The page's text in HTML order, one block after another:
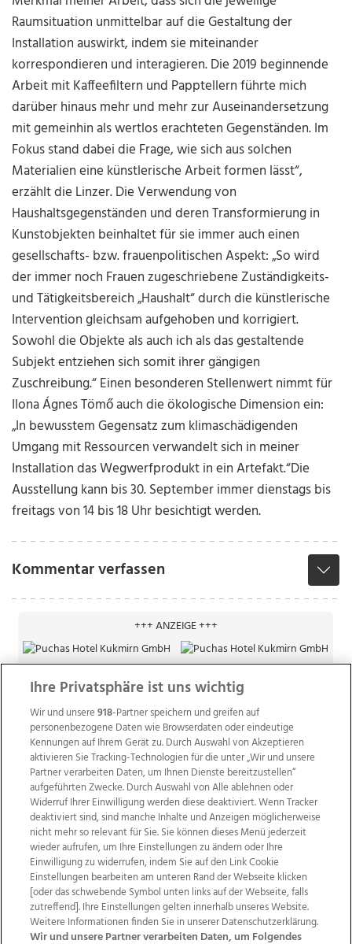
Raumsituation unmittelbar auf die Gestaltung der
Installation auswirkt, indem sie miteinander
korrespondieren und interagieren. Die 2019 beginnende
Arbeit mit Kaffeefiltern und Papptellern führte mich
darüber hinaus mehr und mehr zur Auseinandersetzung
mit gemeinhin als wertlos erachteten Gegenständen. Im
Fokus stand dabei die Frage, wie sich aus solchen
Materialien eine künstlerische Arbeit formen lässt“,
erzählt die Linzer. Die Verwendung von
Haushaltsgegenständen und deren Transformierung in
Kunstobjekten beinhaltet für sie immer auch einen
gesellschafts- bzw. frauenpolitischen Aspekt: „So wird
der immer noch Frauen zugeschriebene Zuständigkeits-
und Tätigkeitsbereich „Haushalt“ durch die künstlerische
Intervention gleichsam aufgehoben und korrigiert.
Sowohl die Objekte als auch ich als das gestaltende
Subjekt entziehen sich somit ihrer gängigen
Zuschreibung.“ Einen besonderen Stellenwert nimmt für
Ilona Ágnes Tömő auch die ökologische Dimension ein:
„In bewusstem Gegensatz zum klimaschädigenden
Umgang mit Ressourcen verwandelt sich in meiner
Installation das Wegwerfprodukt in ein Artefakt.“Die
Ausstellung kann bis 30. September immer dienstags bis
freitags von 14 bis 18 Uhr besichtigt werden.
Kommentar verfassen
+++ ANZEIGE +++
Wir über uns Mediadaten Kontakt
Jobs
Datenschutz
Impressum
AGB Anzeigekunden
AGB Website
Ehrenkodex Politische Werbung
Ihre Privatsphäre ist uns wichtig
Wir und unsere918-Partner speichern und greifen auf
personenbezogene Daten wie Browserdaten oder eindeutige
Kennungen auf Ihrem Gerät zu. Durch Auswahl von Akzeptieren
aktivieren Sie Tracking-Technologien für die unter „Wir und unsere
Partner verarbeiten Daten, um Ihnen Dienste bereitzustellen“
aufgeführten Zwecke. Durch Auswahl von Alle ablehnen oder
Widerruf Ihrer Einwilligung werden diese deaktiviert. Wenn Tracker
deaktiviert sind, sind manche Inhalte und Anzeigen möglicherweise
nicht mehr so relevant für Sie. Sie können dieses Menü jederzeit
wieder aufrufen, um Ihre Einstellungen zu ändern oder Ihre
Einwilligung zu widerrufen, indem Sie auf den Link Cookie
Einstellungen bearbeiten am unteren Rand der Webseite klicken
[oder das schwebende Symbol unten links auf der Webseite, falls
zutreffend]. Ihre Einstellungen gelten innerhalb unseres Website.
Weitere Informationen finden Sie in unserer Datenschutzerklärung.
Wir und unsere Partner verarbeiten Daten, um Folgendes